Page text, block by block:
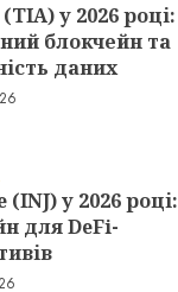
у 2026 році:
блокчейн та
даних
у 2026 році:
для DeFi-